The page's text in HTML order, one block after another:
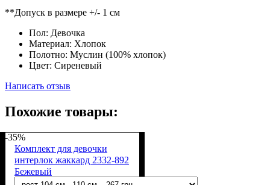
**Допуск в размере +/- 1 см
Пол: Девочка
Материал: Хлопок
Полотно: Муслин (100% хлопок)
Цвет: Сиреневый
Написать отзыв
Похожие товары:
-35%
Комплект для девочки
интерлок жаккард 2332-892
Бежевый